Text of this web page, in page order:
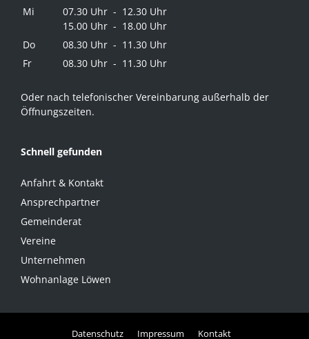
Mi
07.30 Uhr - 12.30 Uhr
15.00 Uhr - 18.00 Uhr
Do
08.30 Uhr - 11.30 Uhr
Fr
08.30 Uhr - 11.30 Uhr
Oder nach telefonischer Vereinbarung außerhalb der
Öffnungszeiten.
Schnell gefunden
Anfahrt & Kontakt
Ansprechpartner
Gemeinderat
Vereine
Unternehmen
Wohnanlage Löwen
Datenschutz Impressum Kontakt